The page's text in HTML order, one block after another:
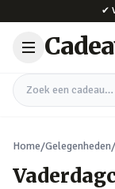
✔
Zoek een cadeau
Home/Gelegenheden/